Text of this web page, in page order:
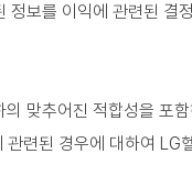
보를 이익에 관련된 결
맞추어진 적합성을 포
련된 경우에 대하여 LG